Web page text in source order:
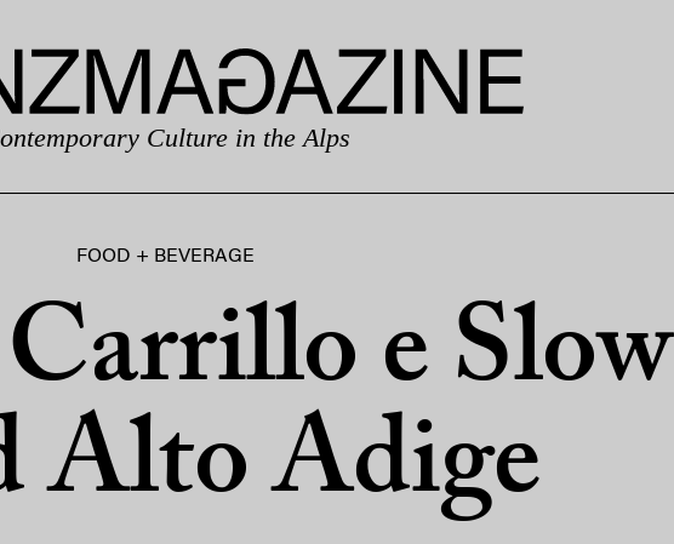
Culture in the Alps
FOOD + BEVERAGE
e Slow
Alto Adige